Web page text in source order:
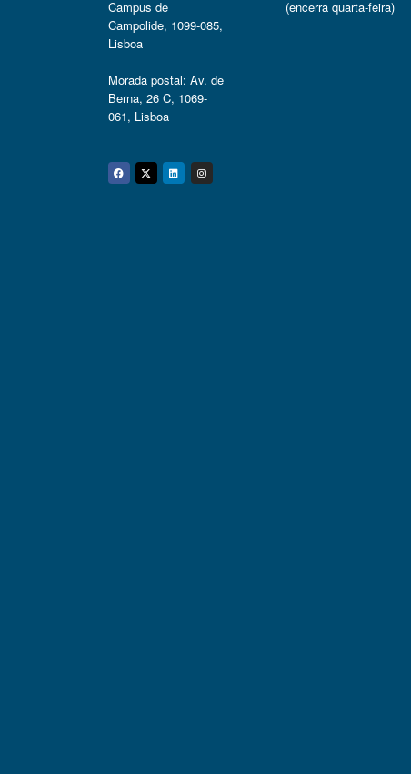
Campus de
Campolide, 1099-085,
Lisboa
Morada postal: Av. de
Berna, 26 C, 1069-
061, Lisboa
Facebook
Twitter
Linkedin
Instagram
(encerra quarta-feira)